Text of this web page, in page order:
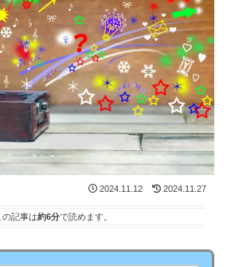
2024.11.12 2024.11.27
の記事は約6分で読めます。